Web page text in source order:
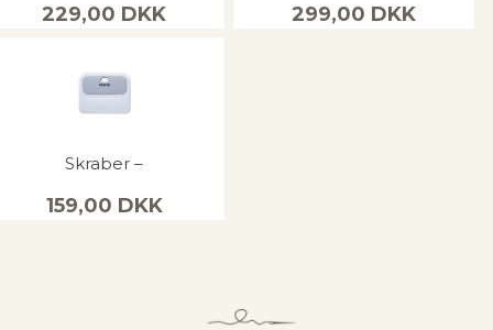
229,00 DKK 299,00 DKK
Skraber –
159,00 DKK